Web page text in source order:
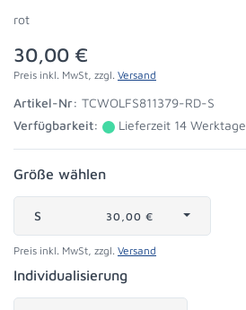
rot
30,00 €
Preis inkl. MwSt, zzgl. Versand
Artikel-Nr: TCWOLFS811379-RD-S
Verfügbarkeit:
Lieferzeit 14 Werktage
Größe wählen
S 30,00 €
Preis inkl. MwSt, zzgl. Versand
Individualisierung